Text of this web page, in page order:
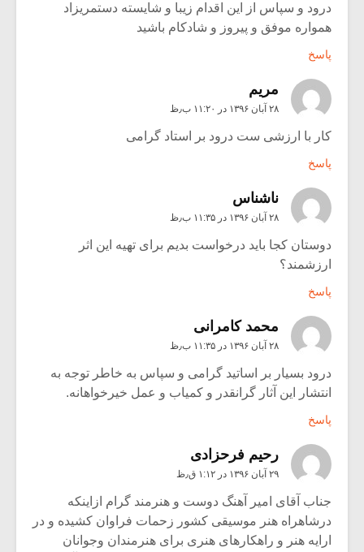
درود و سپاس از این اقدام زیبا و شایسته دستمریزاد
همواره موفق و پیروز و شادکام باشید
پاسخ
مریم
۲۸ آبان ۱۳۹۶ در ۱۱:۲۰ ب٫ظ
کار با ارزشی ست درود بر استاد گرامی
پاسخ
ناشناس
۲۸ آبان ۱۳۹۶ در ۱۱:۳۵ ب٫ظ
دوستان کجا باید درخواست بدیم برای تهیه این اثر
ارزشمند؟
پاسخ
محمد کامرانی
۲۸ آبان ۱۳۹۶ در ۱۱:۳۵ ب٫ظ
درود بسیار بر اساتید گرامی و سپاس به خاطر توجه به
انتشار این آثار گرانقدر و کمیاب و عمل خیرخواهانه.
پاسخ
رحیم فرحزادی
۲۹ آبان ۱۳۹۶ در ۱:۱۲ ق٫ظ
جناب آقای امیر آهنگ دوست و هنرمند گرام ازاینکه
درشاهراه هنر موسیقی کشور زحمات فراوان کشیده و در
ارایه هنر و راهکارهای هنری برای هنرمندان وجوانان